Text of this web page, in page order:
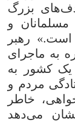
بزرگ
مسلمانان و
رهبر
به ماجرای
کشور به
مردم و
خاطر
می‌دهد